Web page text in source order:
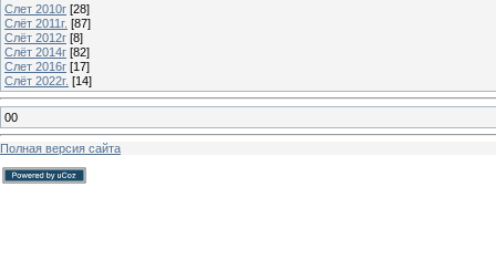
Слет 2010г [28]
Слёт 2011г. [87]
Слёт 2012г [8]
Слёт 2014г [82]
Слет 2016г [17]
Слёт 2022г. [14]
00
Полная версия сайта